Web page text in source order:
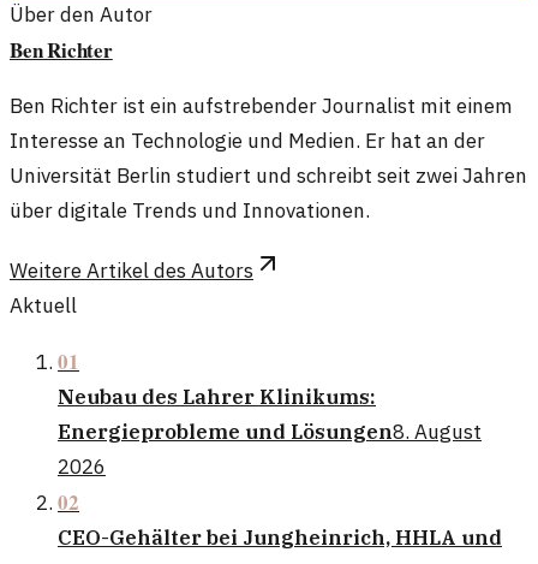
Über den Autor
Ben Richter
Ben Richter ist ein aufstrebender Journalist mit einem
Interesse an Technologie und Medien. Er hat an der
Universität Berlin studiert und schreibt seit zwei Jahren
über digitale Trends und Innovationen.
Weitere Artikel des Autors
Aktuell
01
Neubau des Lahrer Klinikums:
Energieprobleme und Lösungen8. August
2026
02
CEO-Gehälter bei Jungheinrich, HHLA und